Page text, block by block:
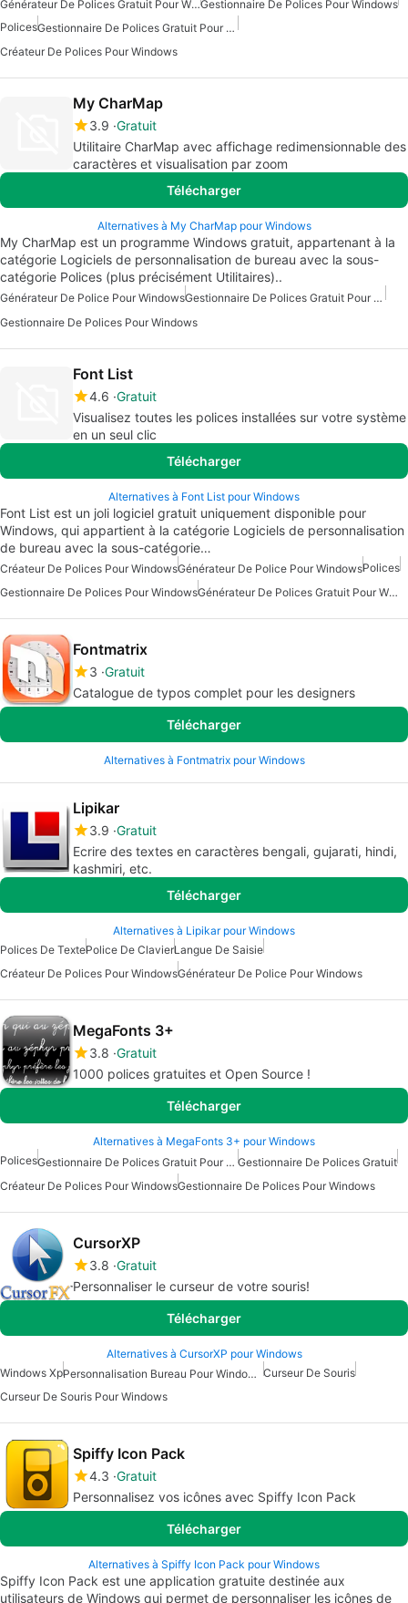
Générateur De Polices Gratuit Pour WindowsGestionnaire De Polices Pour Windows
Polices
Gestionnaire De Polices Gratuit Pour Windows
Créateur De Polices Pour Windows
My CharMap
3.9 Gratuit
Utilitaire CharMap avec affichage redimensionnable des
caractères et visualisation par zoom
Télécharger
Alternatives à My CharMap pour Windows
My CharMap est un programme Windows gratuit, appartenant à la
catégorie Logiciels de personnalisation de bureau avec la sous-
catégorie Polices (plus précisément Utilitaires)..
Générateur De Police Pour Windows
Gestionnaire De Polices Gratuit Pour Windows
Gestionnaire De Polices Pour Windows
Font List
4.6 Gratuit
Visualisez toutes les polices installées sur votre système
en un seul clic
Télécharger
Alternatives à Font List pour Windows
Font List est un joli logiciel gratuit uniquement disponible pour
Windows, qui appartient à la catégorie Logiciels de personnalisation
de bureau avec la sous-catégorie…
Créateur De Polices Pour WindowsGénérateur De Police Pour WindowsPolices
Gestionnaire De Polices Pour Windows
Générateur De Polices Gratuit Pour Windows
Fontmatrix
3 Gratuit
Catalogue de typos complet pour les designers
Télécharger
Alternatives à Fontmatrix pour Windows
Lipikar
3.9 Gratuit
Ecrire des textes en caractères bengali, gujarati, hindi,
kashmiri, etc.
Télécharger
Alternatives à Lipikar pour Windows
Polices De TextePolice De ClavierLangue De Saisie
Créateur De Polices Pour WindowsGénérateur De Police Pour Windows
MegaFonts 3+
3.8 Gratuit
1000 polices gratuites et Open Source !
Télécharger
Alternatives à MegaFonts 3+ pour Windows
Polices
Gestionnaire De Polices Gratuit Pour Windows Gestionnaire De Polices Gratuit
Créateur De Polices Pour WindowsGestionnaire De Polices Pour Windows
CursorXP
3.8 Gratuit
Personnaliser le curseur de votre souris!
Télécharger
Alternatives à CursorXP pour Windows
Windows Xp
Personnalisation Bureau Pour Windows 7 Curseur De Souris
Curseur De Souris Pour Windows
Spiffy Icon Pack
4.3 Gratuit
Personnalisez vos icônes avec Spiffy Icon Pack
Télécharger
Alternatives à Spiffy Icon Pack pour Windows
Spiffy Icon Pack est une application gratuite destinée aux
utilisateurs de Windows qui permet de personnaliser les icônes de